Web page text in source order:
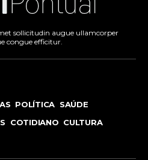
sollicitudin augue ullamcorper
congue efficitur.
POLÍTICA SAÚDE
COTIDIANO CULTURA